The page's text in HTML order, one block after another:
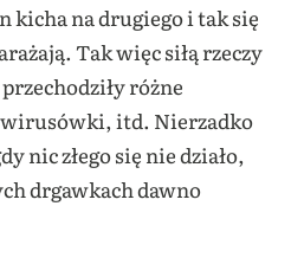
kicha na drugiego i tak się
Tak więc siłą rzeczy
różne
itd. Nierzadko
nic złego się nie działo,
drgawkach dawno